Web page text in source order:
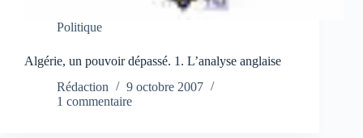
Politique
Algérie, un pouvoir dépassé. 1. L’analyse anglaise
Rédaction
9 octobre 2007
1 commentaire